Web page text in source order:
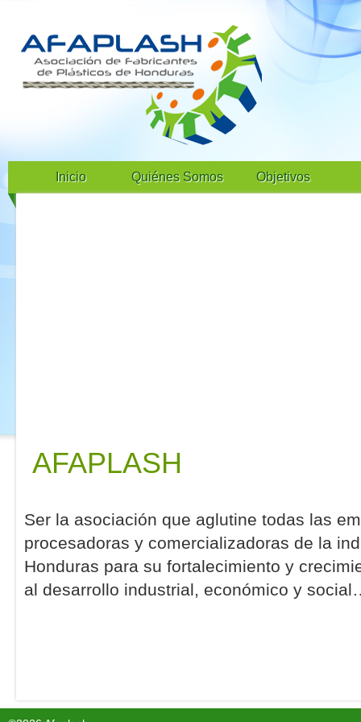
Inicio Quiénes Somos Objetivos
AFAPLASH
Ser la asociación que aglutine todas las
procesadoras y comercializadoras de la
Honduras para su fortalecimiento y
al desarrollo industrial, económico y